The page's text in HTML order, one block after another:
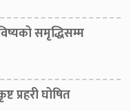
समृद्धिसम्म
प्रहरी घोषित